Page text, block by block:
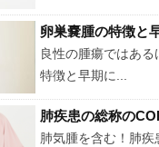
卵巣嚢腫の特徴と
良性の腫瘍ではあ
特徴と早期に...
肺疾患の総称の
肺気腫を含む！肺疾